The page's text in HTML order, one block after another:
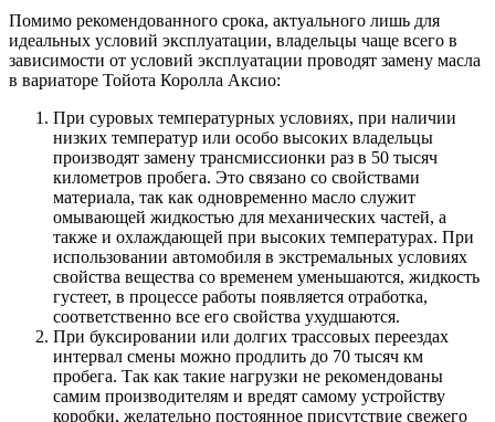
Помимо рекомендованного срока, актуального лишь для
идеальных условий эксплуатации, владельцы чаще всего в
зависимости от условий эксплуатации проводят замену масла
в вариаторе Тойота Королла Аксио:
При суровых температурных условиях, при наличии
низких температур или особо высоких владельцы
производят замену трансмиссионки раз в 50 тысяч
километров пробега. Это связано со свойствами
материала, так как одновременно масло служит
омывающей жидкостью для механических частей, а
также и охлаждающей при высоких температурах. При
использовании автомобиля в экстремальных условиях
свойства вещества со временем уменьшаются, жидкость
густеет, в процессе работы появляется отработка,
соответственно все его свойства ухудшаются.
При буксировании или долгих трассовых переездах
интервал смены можно продлить до 70 тысяч км
пробега. Так как такие нагрузки не рекомендованы
самим производителям и вредят самому устройству
коробки, желательно постоянное присутствие свежего